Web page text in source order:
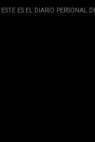
ESTE ES EL DIARIO PERSONAL